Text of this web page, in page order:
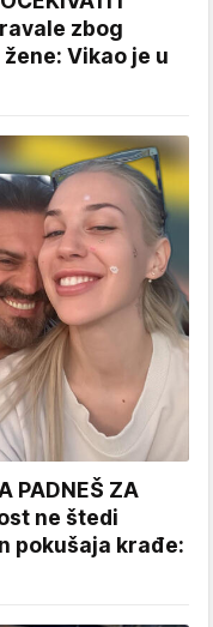
zbog
Vikao je u
PADNEŠ ZA
ne štedi
pokušaja krađe: